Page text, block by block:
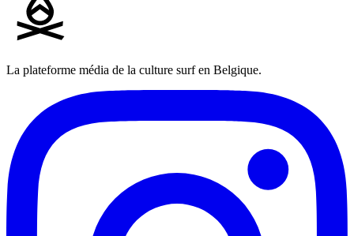
La plateforme média de la culture surf en Belgique.